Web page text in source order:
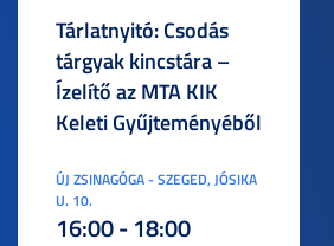
Tárlatnyitó: Csodás
tárgyak kincstára –
Ízelítő az MTA KIK
Keleti Gyűjteményéből
ÚJ ZSINAGÓGA - SZEGED, JÓSIKA
U. 10.
16:00 - 18:00